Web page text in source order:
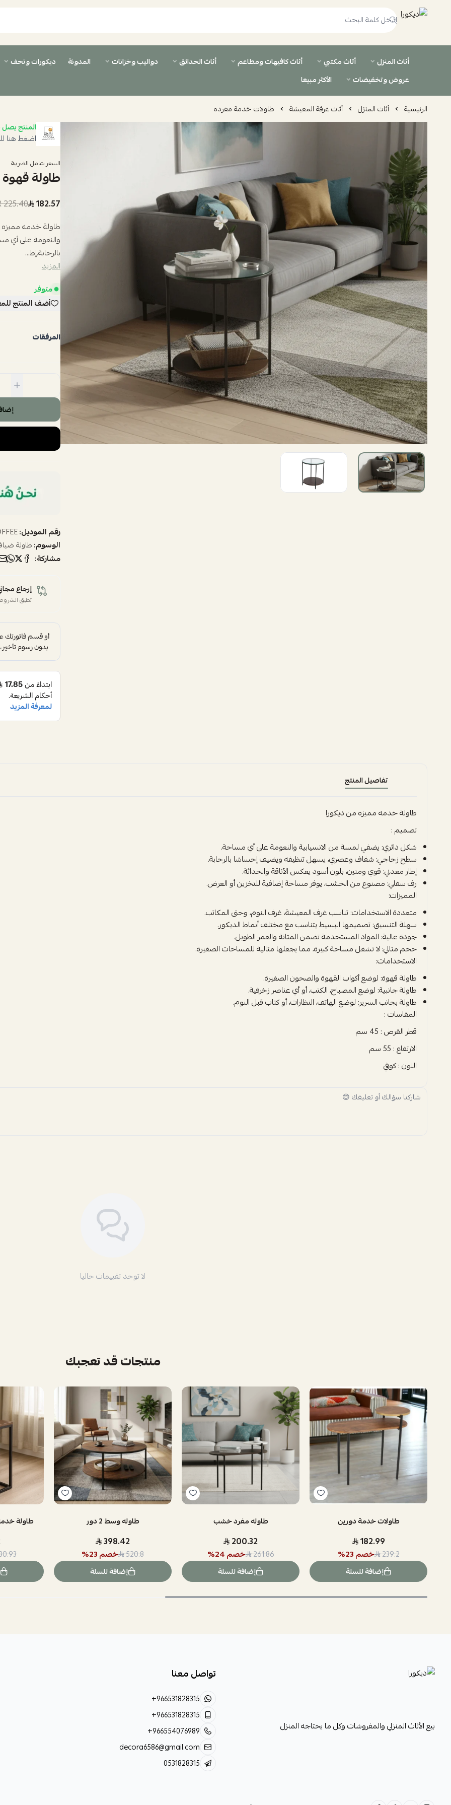
أثاث المنزل أثاث مكتبي أثاث كافيهات ومطاعم أثاث الحدائق دواليب وخزانات المدونة ديكورات وتحف
عروض وتخفيضات
الأكثر مبيعا
الرئيسية أثاث المنزل أثاث غرفة المعيشة
طاولات خدمة مفرده
المنتج يصل
اضغط هنا
السعر شامل الضريبة
طاولة
182.57
225.40 SAR
طاولة خدمه
والنعومة على
بالرحابة.إط...
المزيد
متوفر
أضف المنتج
المرفقات
رقم الموديل:
الوسوم:طاولة
مشاركة:
إرجاع
تطبق
تفاصيل المنتج
طاولة خدمه مميزه من ديكورا
تصميم :
شكل دائري: يضفي لمسة من الانسيابية والنعومة على أي مساحة.
سطح زجاجي: شفاف وعصري، يسهل تنظيفه ويضيف إحساسًا بالرحابة.
إطار معدني: قوي ومتين، بلون أسود يعكس الأناقة والحداثة.
رف سفلي: مصنوع من الخشب، يوفر مساحة إضافية للتخزين أو العرض.
المميزات:
متعددة الاستخدامات: تناسب غرف المعيشة، غرف النوم، وحتى المكاتب.
سهلة التنسيق: تصميمها البسيط يتناسب مع مختلف أنماط الديكور.
جودة عالية: المواد المستخدمة تضمن المتانة والعمر الطويل.
حجم مثالي: لا تشغل مساحة كبيرة، مما يجعلها مثالية للمساحات الصغيرة.
الاستخدامات:
طاولة قهوة: لوضع أكواب القهوة والصحون الصغيرة.
طاولة جانبية: لوضع المصباح، الكتب، أو أي عناصر زخرفية.
طاولة بجانب السرير: لوضع الهاتف، النظارات، أو كتاب قبل النوم.
المقاسات :
قطر القرص : 45 سم
الارتفاع : 55 سم
اللون : كوفي
لا توجد تقييمات حاليا
منتجات قد تعجبك
طاولات خدمة دورين
182.99
239.2 خصم23
%
إضافة للسلة
طاوله مفرد خشب
200.32
261.86 خصم24
%
إضافة للسلة
طاوله وسط 2 دور
398.42
520.8 خصم23
%
إضافة للسلة
ديكورا
بيع الأثاث المنزلي والمفروشات وكل ما يحتاجه المنزل
تواصل معنا
+966531828315
+966531828315
+966554076989
decora6586@gmail.com
0531828315